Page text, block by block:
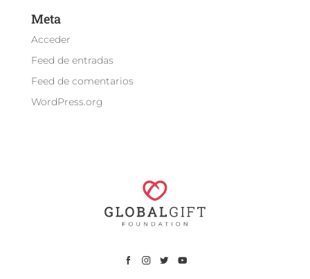
Meta
Acceder
Feed de entradas
Feed de comentarios
WordPress.org